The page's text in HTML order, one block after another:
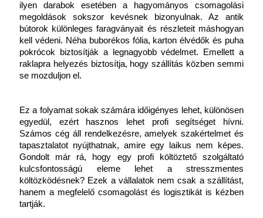
ilyen darabok esetében a hagyományos csomagolási
megoldások sokszor kevésnek bizonyulnak. Az antik
bútorok különleges faragványait és részleteit máshogyan
kell védeni. Néha buborékos fólia, karton élvédők és puha
pokrócok biztosítják a legnagyobb védelmet. Emellett a
raklapra helyezés biztosítja, hogy szállítás közben semmi
se mozduljon el.
Ez a folyamat sokak számára időigényes lehet, különösen
egyedül, ezért hasznos lehet profi segítséget hívni.
Számos cég áll rendelkezésre, amelyek szakértelmet és
tapasztalatot nyújthatnak, amire egy laikus nem képes.
Gondolt már rá, hogy egy profi költöztető szolgáltató
kulcsfontosságú eleme lehet a stresszmentes
költözködésnek? Ezek a vállalatok nem csak a szállítást,
hanem a megfelelő csomagolást és logisztikát is kézben
tartják.